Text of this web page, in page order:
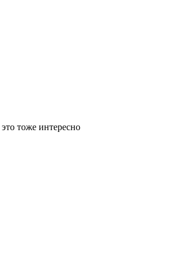
тоже интересно